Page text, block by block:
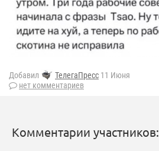
Добавил ТелегаПресс 11 Июня
нет комментариев
Комментарии участников: